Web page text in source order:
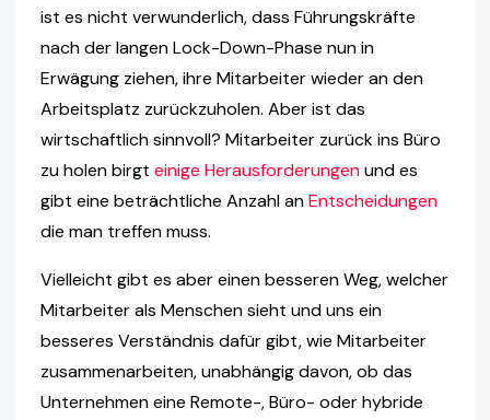
ist es nicht verwunderlich, dass Führungskräfte
nach der langen Lock-Down-Phase nun in
Erwägung ziehen, ihre Mitarbeiter wieder an den
Arbeitsplatz zurückzuholen. Aber ist das
wirtschaftlich sinnvoll? Mitarbeiter zurück ins Büro
zu holen birgt einige Herausforderungenund es
gibt eine beträchtliche Anzahl anEntscheidungen
die man treffen muss.
Vielleicht gibt es aber einen besseren Weg, welcher
Mitarbeiter als Menschen sieht und uns ein
besseres Verständnis dafür gibt, wie Mitarbeiter
zusammenarbeiten, unabhängig davon, ob das
Unternehmen eine Remote-, Büro- oder hybride